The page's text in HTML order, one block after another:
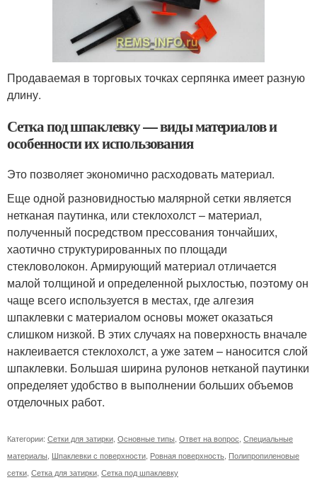
Продаваемая в торговых точках серпянка имеет разную
длину.
Сетка под шпаклевку — виды материалов и
особенности их использования
Это позволяет экономично расходовать материал.
Еще одной разновидностью малярной сетки является
нетканая паутинка, или стеклохолст – материал,
полученный посредством прессования тончайших,
хаотично структурированных по площади
стекловолокон. Армирующий материал отличается
малой толщиной и определенной рыхлостью, поэтому он
чаще всего используется в местах, где алгезия
шпаклевки с материалом основы может оказаться
слишком низкой. В этих случаях на поверхность вначале
наклеивается стеклохолст, а уже затем – наносится слой
шпаклевки. Большая ширина рулонов нетканой паутинки
определяет удобство в выполнении больших объемов
отделочных работ.
Категории: Сетки для затирки, Основные типы, Ответ на вопрос, Специальные
материалы, Шпаклевки с поверхности, Ровная поверхность, Полипропиленовые
сетки, Сетка для затирки, Сетка под шпаклевку